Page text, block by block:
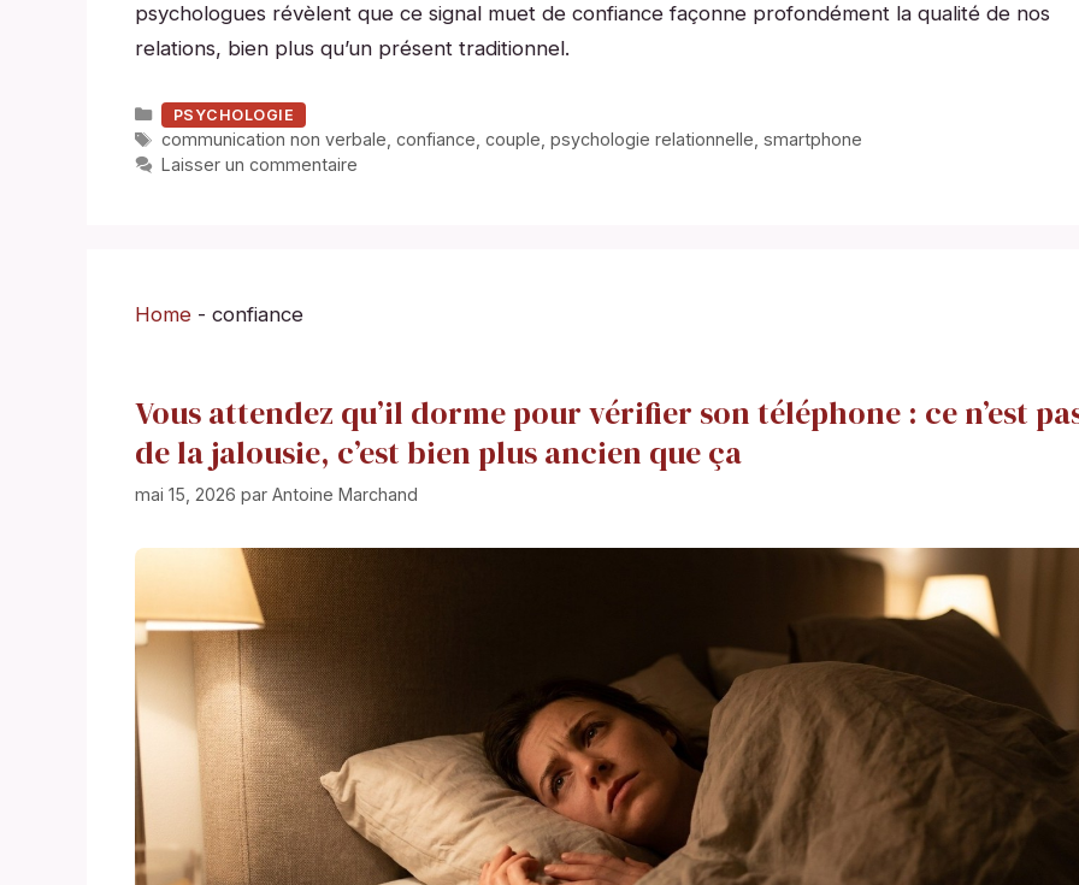
psychologues révèlent que ce signal muet de confiance façonne profondément la qualité de nos
relations, bien plus qu’un présent traditionnel.
Catégories
PSYCHOLOGIE
Étiquettes
communication non verbale confiance couple psychologie relationnelle smartphone
Laisser un commentaire
Home - confiance
Vous attendez qu’il dorme pour vérifier son téléphone : ce n’est
de la jalousie, c’est bien plus ancien que ça
mai 15, 2026 par Antoine Marchand